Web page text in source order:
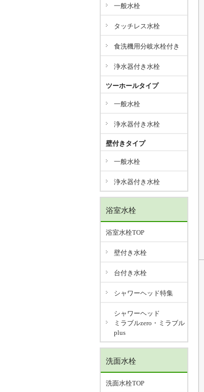
一般水栓
タッチレス水栓
食洗機用分岐水栓付き
浄水器付き水栓
ツーホールタイプ
一般水栓
浄水器付き水栓
壁付きタイプ
一般水栓
浄水器付き水栓
浴室水栓
浴室水栓TOP
壁付き水栓
台付き水栓
シャワーヘッド特集
シャワーヘッド
ミラブルzero・ミラブル
plus
洗面水栓
洗面水栓TOP